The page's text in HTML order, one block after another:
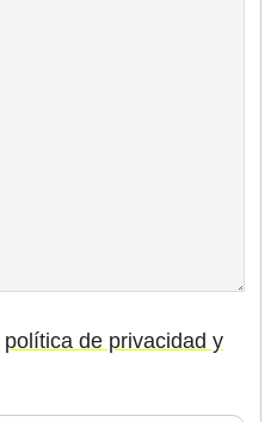
política de privacidad y